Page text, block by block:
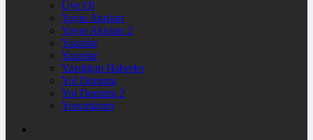
Üye Ol
Yayın Akışları
Yayın Akışları 2
Yazarlar
Yazarlar
Yazdığım Haberler
Yol Durumu
Yol Durumu 2
Yorumlarım